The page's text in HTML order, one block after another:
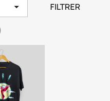
 FILTRER